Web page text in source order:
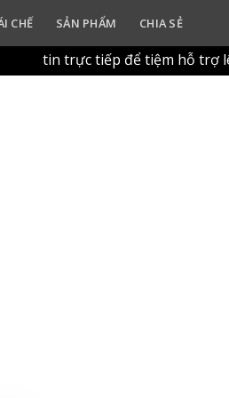
in-store refill experience.
tin trực tiếp để tiệm hỗ trợ
CHẾ SẢN PHẨM CHIA SẺ